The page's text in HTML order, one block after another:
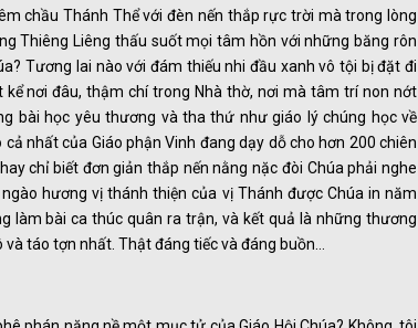
chầu Thánh Thể với đèn nến thắp rực trời mà trong lòng
Thiêng Liêng thấu suốt mọi tâm hồn với những băng rôn
Tương lai nào với đám thiếu nhi đầu xanh vô tội bị đặt đi
nơi đâu, thậm chí trong Nhà thờ, nơi mà tâm trí non nớt
bài học yêu thương và tha thứ như giáo lý chúng học về
nhất của Giáo phận Vinh đang dạy dỗ cho hơn 200 chiên
chỉ biết đơn giản thắp nến nằng nặc đòi Chúa phải nghe
hương vị thánh thiện của vị Thánh được Chúa in năm
làm bài ca thúc quân ra trận, và kết quả là những thương
táo tợn nhất. Thật đáng tiếc và đáng buồn…